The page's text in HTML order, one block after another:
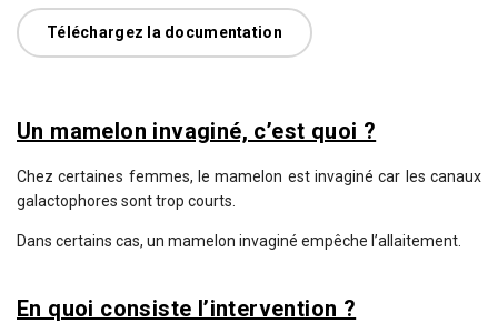
Téléchargez la documentation
Un mamelon invaginé, c’est quoi ?
Chez certaines femmes, le mamelon est invaginé car les canaux
galactophores sont trop courts.
Dans certains cas, un mamelon invaginé empêche l’allaitement.
En quoi consiste l’intervention ?